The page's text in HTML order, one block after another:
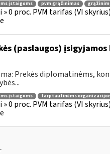
įstaigoms pvm grąžinimas
0 proc. PVM tarifas (VI
(paslaugos)
Prekės diplomatinėms,
įstaigoms tarptautinėms
0 proc. PVM tarifas (VI